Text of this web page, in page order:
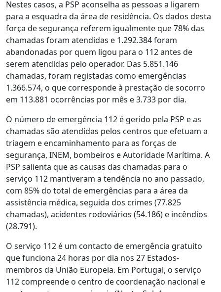
Nestes casos, a PSP aconselha as pessoas a ligarem
para a esquadra da área de residência. Os dados desta
força de segurança referem igualmente que 78% das
chamadas foram atendidas e 1.292.384 foram
abandonadas por quem ligou para o 112 antes de
serem atendidas pelo operador. Das 5.851.146
chamadas, foram registadas como emergências
1.366.574, o que corresponde à prestação de socorro
em 113.881 ocorrências por mês e 3.733 por dia.
O número de emergência 112 é gerido pela PSP e as
chamadas são atendidas pelos centros que efetuam a
triagem e encaminhamento para as forças de
segurança, INEM, bombeiros e Autoridade Marítima. A
PSP salienta que as causas das chamadas para o
serviço 112 mantiveram a tendência no ano passado,
com 85% do total de emergências para a área da
assistência médica, seguida dos crimes (77.825
chamadas), acidentes rodoviários (54.186) e incêndios
(28.791).
O serviço 112 é um contacto de emergência gratuito
que funciona 24 horas por dia nos 27 Estados-
membros da União Europeia. Em Portugal, o serviço
112 compreende o centro de coordenação nacional e